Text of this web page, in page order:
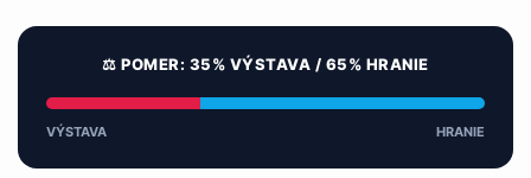
⚖️ POMER: 35% VÝSTAVA / 65% HRANIE
VÝSTAVA HRANIE